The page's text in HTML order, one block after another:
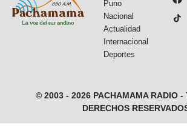
Puno
Nacional
Actualidad
Internacional
Deportes
© 2003 - 2026 PACHAMAMA RADIO -
DERECHOS